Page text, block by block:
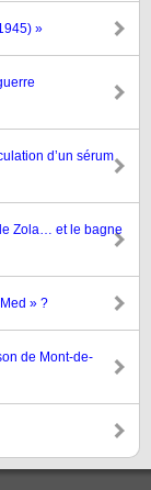
»
d’un sérum
Zola… et le bagne
» ?
de Mont-de-